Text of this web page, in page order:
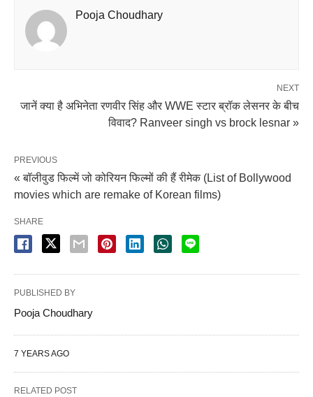
Pooja Choudhary
NEXT
जानें क्या है अभिनेता रणवीर सिंह और WWE स्टार ब्रॉक लेसनर के बीच
विवाद? Ranveer singh vs brock lesnar »
PREVIOUS
« बॉलीवुड फिल्में जो कोरियन फिल्मों की हैं रीमेक (List of Bollywood
movies which are remake of Korean films)
SHARE
PUBLISHED BY
Pooja Choudhary
7 YEARS AGO
RELATED POST